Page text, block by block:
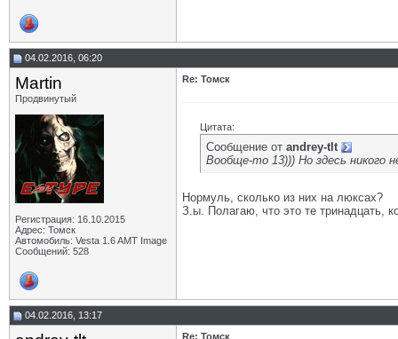
04.02.2016, 06:20
Martin
Продвинутый
Регистрация: 16.10.2015
Адрес: Томск
Автомобиль: Vesta 1.6 AMT Image
Сообщений: 528
Re: Томск
Цитата:
Сообщение от andrey-tlt
Вообще-то 13))) Но здесь никого
Нормуль, сколько из них на люксах?
З.ы. Полагаю, что это те тринадцать,
04.02.2016, 13:17
Re: Томск